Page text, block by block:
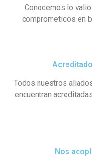
Conocemos lo
comprometidos en
Todos nuestros
encuentran
Nos